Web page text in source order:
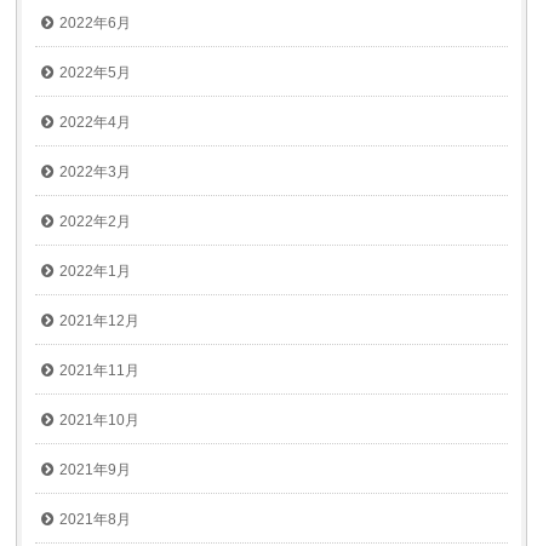
2022年6月
2022年5月
2022年4月
2022年3月
2022年2月
2022年1月
2021年12月
2021年11月
2021年10月
2021年9月
2021年8月